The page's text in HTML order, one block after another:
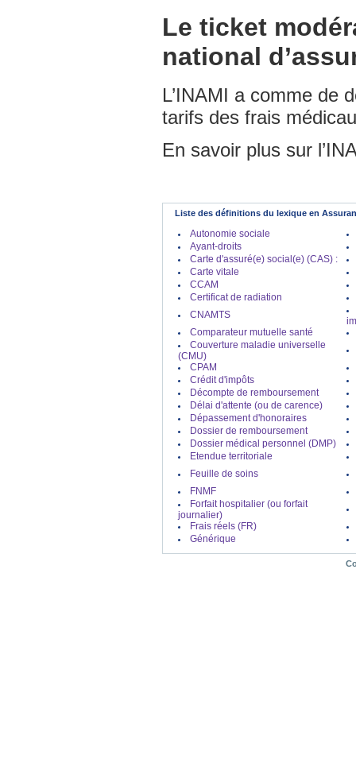
Le ticket
national
L’INAMI a comme de
tarifs des frais
En savoir plus sur
Liste des définitions du lexique en
Autonomie sociale
Ayant-droits
Carte d'assuré(e) social(e) (CAS) :
Carte vitale
CCAM
Certificat de radiation
CNAMTS
Comparateur mutuelle santé
Couverture maladie universelle
(CMU)
CPAM
Crédit d'impôts
Décompte de remboursement
Délai d'attente (ou de carence)
Dépassement d'honoraires
Dossier de remboursement
Dossier médical personnel (DMP)
Etendue territoriale
Feuille de soins
FNMF
Forfait hospitalier (ou forfait
journalier)
Frais réels (FR)
Générique